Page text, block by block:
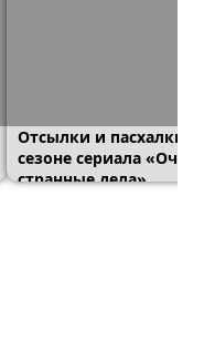
Отсылки и пасхалки
сезоне сериала
странные дела»